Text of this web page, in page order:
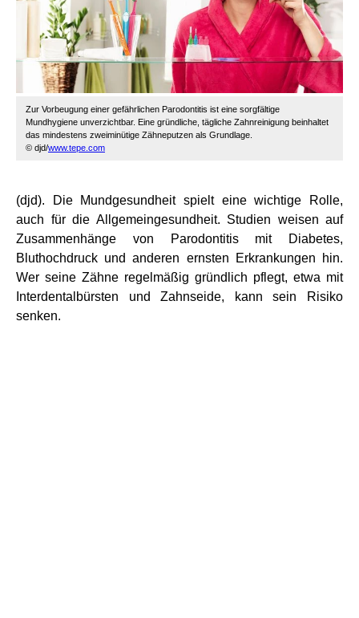
Zur Vorbeugung einer gefährlichen Parodontitis ist eine sorgfältige
Mundhygiene unverzichtbar. Eine gründliche, tägliche Zahnreinigung beinhaltet
das mindestens zweiminütige Zähneputzen als Grundlage.
© djd/www.tepe.com
(djd). Die Mundgesundheit spielt eine wichtige Rolle,
auch für die Allgemeingesundheit. Studien weisen auf
Zusammenhänge von Parodontitis mit Diabetes,
Bluthochdruck und anderen ernsten Erkrankungen hin.
Wer seine Zähne regelmäßig gründlich pflegt, etwa mit
Interdentalbürsten und Zahnseide, kann sein Risiko
senken.